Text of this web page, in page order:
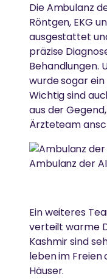
wirtschaftliche
ESSEN, WASSER
Ammas Traum:
schlafen und satt
Die Ambulanz
Röntgen, EKG
ausgestattet
präzise
Behandlungen.
wurde sogar
Wichtig sind
aus der
Ärzteteam
Ambulanz der
Ein weiteres
verteilt warme
Kashmir sind
leben im Freien
Häuser.